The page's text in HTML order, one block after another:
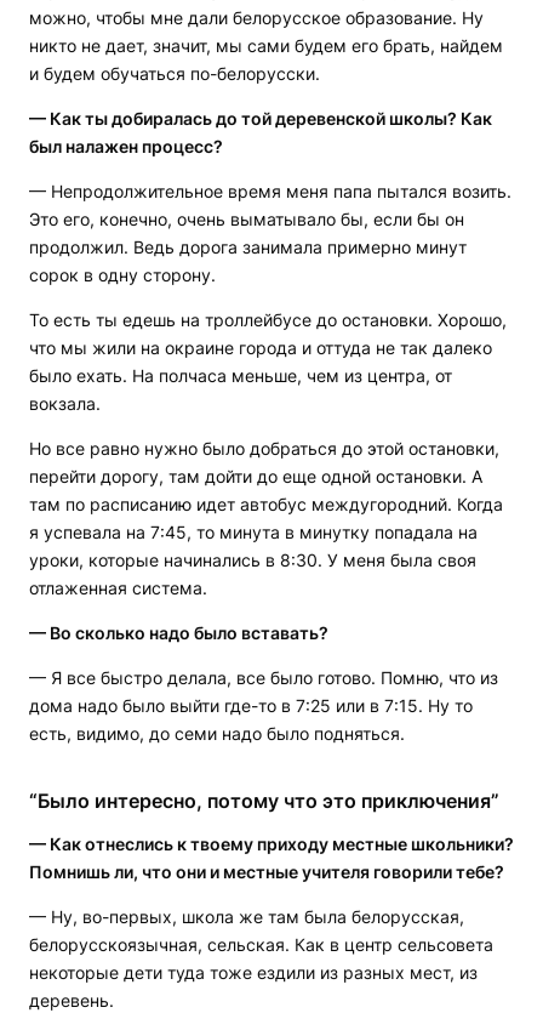
можно, чтобы мне дали белорусское образование. Ну
никто не дает, значит, мы сами будем его брать, найдем
и будем обучаться по-белорусски.
— Как ты добиралась до той деревенской школы? Как
был налажен процесс?
— Непродолжительное время меня папа пытался возить.
Это его, конечно, очень выматывало бы, если бы он
продолжил. Ведь дорога занимала примерно минут
сорок в одну сторону.
То есть ты едешь на троллейбусе до остановки. Хорошо,
что мы жили на окраине города и оттуда не так далеко
было ехать. На полчаса меньше, чем из центра, от
вокзала.
Но все равно нужно было добраться до этой остановки,
перейти дорогу, там дойти до еще одной остановки. А
там по расписанию идет автобус междугородний. Когда
я успевала на 7:45, то минута в минутку попадала на
уроки, которые начинались в 8:30. У меня была своя
отлаженная система.
— Во сколько надо было вставать?
— Я все быстро делала, все было готово. Помню, что из
дома надо было выйти где-то в 7:25 или в 7:15. Ну то
есть, видимо, до семи надо было подняться.
“Было интересно, потому что это приключения”
— Как отнеслись к твоему приходу местные школьники?
Помнишь ли, что они и местные учителя говорили тебе?
— Ну, во-первых, школа же там была белорусская,
белорусскоязычная, сельская. Как в центр сельсовета
некоторые дети туда тоже ездили из разных мест, из
деревень.